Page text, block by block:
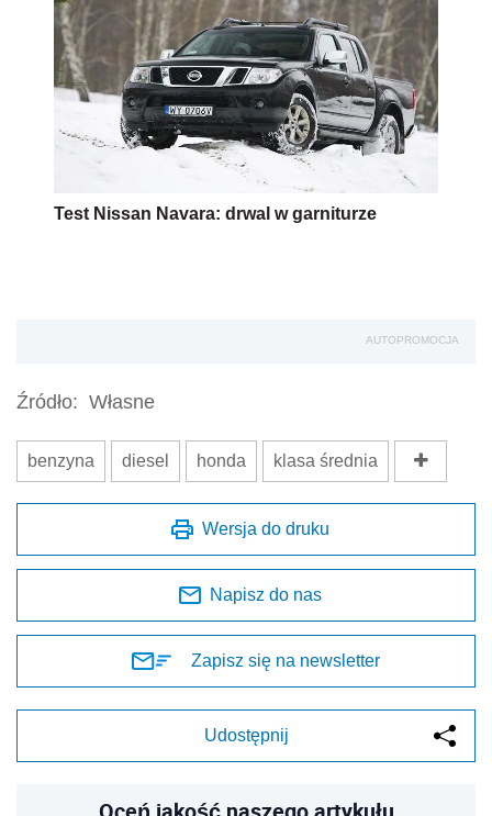
Test Nissan Navara: drwal w garniturze
AUTOPROMOCJA
Źródło: Własne
benzyna diesel honda klasa średnia
Wersja do druku
Napisz do nas
Zapisz się na newsletter
Udostępnij